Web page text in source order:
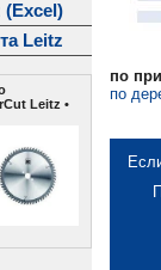
(Excel)
Leitz
Leitz •
по
по